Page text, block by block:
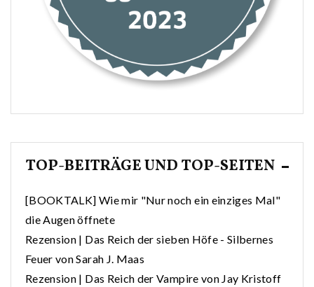
TOP-BEITRÄGE UND TOP-SEITEN
[BOOKTALK] Wie mir "Nur noch ein einziges Mal"
die Augen öffnete
Rezension | Das Reich der sieben Höfe - Silbernes
Feuer von Sarah J. Maas
Rezension | Das Reich der Vampire von Jay Kristoff